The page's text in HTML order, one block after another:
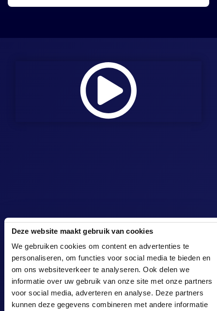
Deze website maakt gebruik van cookies
We gebruiken cookies om content en advertenties te
personaliseren, om functies voor social media te bieden en
om ons websiteverkeer te analyseren. Ook delen we
informatie over uw gebruik van onze site met onze partners
voor social media, adverteren en analyse. Deze partners
kunnen deze gegevens combineren met andere informatie